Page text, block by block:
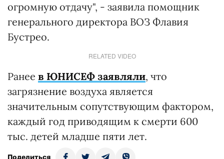
огромную отдачу", - заявила помощник
генерального директора ВОЗ Флавия
Бустрео.
RELATED VIDEO
Ранее в ЮНИСЕФ заявляли, что
загрязнение воздуха является
значительным сопутствующим фактором,
каждый год приводящим к смерти 600
тыс. детей младше пяти лет.
Поделиться